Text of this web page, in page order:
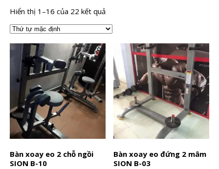
Hiển thị 1–16 của 22 kết quả
Bàn xoay eo 2 chỗ ngồi
SION B-10
Bàn xoay eo đứng 2 mâm
SION B-03